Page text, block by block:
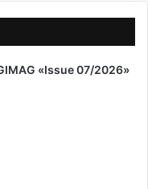
«Issue 07/2026»